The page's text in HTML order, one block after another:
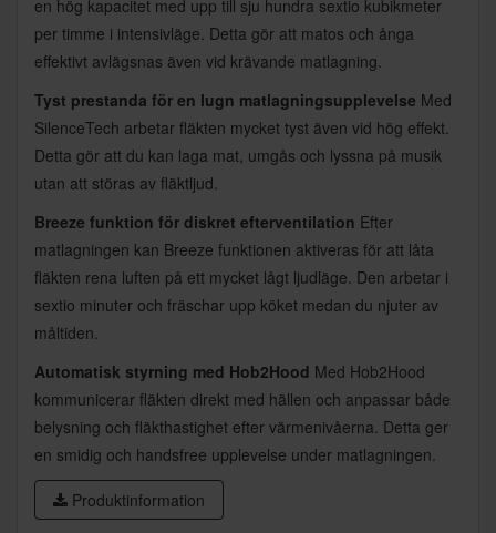
en hög kapacitet med upp till sju hundra sextio kubikmeter
per timme i intensivläge. Detta gör att matos och ånga
effektivt avlägsnas även vid krävande matlagning.
Tyst prestanda för en lugn matlagningsupplevelse Med
SilenceTech arbetar fläkten mycket tyst även vid hög effekt.
Detta gör att du kan laga mat, umgås och lyssna på musik
utan att störas av fläktljud.
Breeze funktion för diskret efterventilation Efter
matlagningen kan Breeze funktionen aktiveras för att låta
fläkten rena luften på ett mycket lågt ljudläge. Den arbetar i
sextio minuter och fräschar upp köket medan du njuter av
måltiden.
Automatisk styrning med Hob2Hood Med Hob2Hood
kommunicerar fläkten direkt med hällen och anpassar både
belysning och fläkthastighet efter värmenivåerna. Detta ger
en smidig och handsfree upplevelse under matlagningen.
Produktinformation